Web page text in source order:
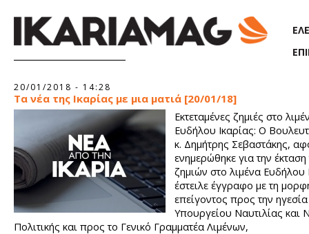
20/01/2018 - 14:28
Τα νέα της Ικαρίας με μια ματιά [20/01/18]
Εκτεταμένες ζημιές στο
Ευδήλου Ικαρίας: Ο
κ. Δημήτρης Σεβαστάκης,
ενημερώθηκε για την
ζημιών στο λιμένα Ευδήλου
έστειλε έγγραφο με τη
επείγοντος προς την
Υπουργείου Ναυτιλίας και
Πολιτικής και προς το Γενικό Γραμματέα Λιμένων,